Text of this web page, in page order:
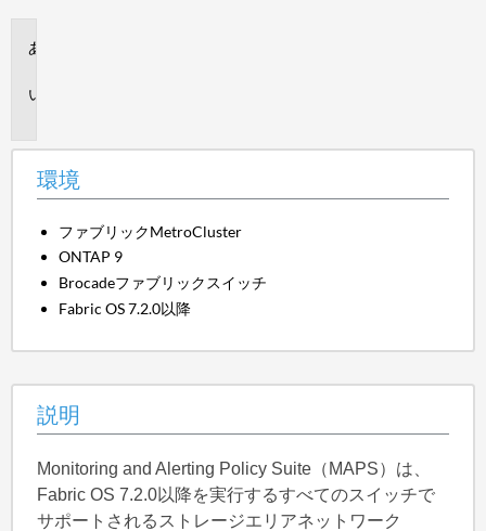
環境
ファブリックMetroCluster
ONTAP 9
Brocadeファブリックスイッチ
Fabric OS 7.2.0以降
説明
Monitoring and Alerting Policy Suite（MAPS）は、
Fabric OS 7.2.0以降を実行するすべてのスイッチで
サポートされるストレージエリアネットワーク